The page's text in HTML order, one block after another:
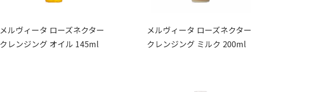
メルヴィータ ローズネクター
クレンジング オイル 145ml
メルヴィータ ローズネクター
クレンジング ミルク 200ml